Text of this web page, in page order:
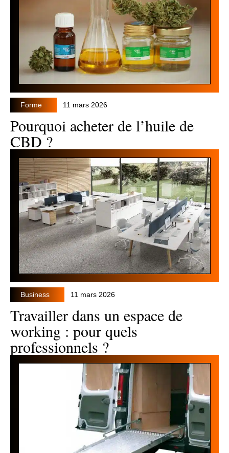
Forme 11 mars 2026
Pourquoi acheter de l’huile de
CBD ?
Business 11 mars 2026
Travailler dans un espace de
working : pour quels
professionnels ?